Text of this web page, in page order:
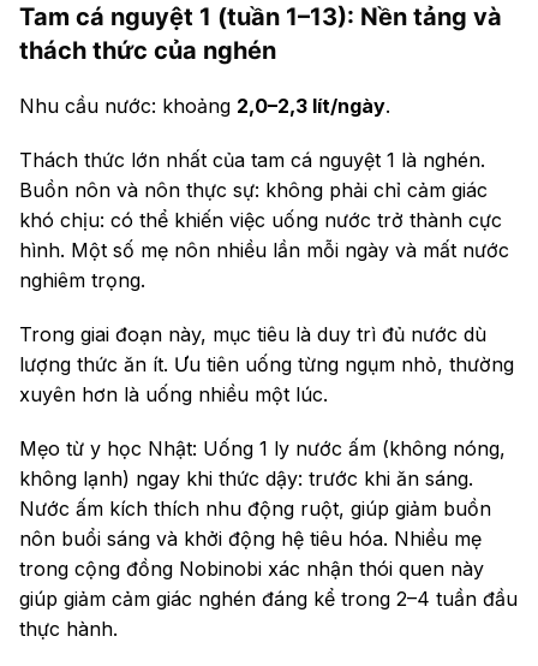
Tam cá nguyệt 1 (tuần 1–13): Nền tảng và
thách thức của nghén
Nhu cầu nước: khoảng 2,0–2,3 lít/ngày.
Thách thức lớn nhất của tam cá nguyệt 1 là nghén.
Buồn nôn và nôn thực sự: không phải chỉ cảm giác
khó chịu: có thể khiến việc uống nước trở thành cực
hình. Một số mẹ nôn nhiều lần mỗi ngày và mất nước
nghiêm trọng.
Trong giai đoạn này, mục tiêu là duy trì đủ nước dù
lượng thức ăn ít. Ưu tiên uống từng ngụm nhỏ, thường
xuyên hơn là uống nhiều một lúc.
Mẹo từ y học Nhật: Uống 1 ly nước ấm (không nóng,
không lạnh) ngay khi thức dậy: trước khi ăn sáng.
Nước ấm kích thích nhu động ruột, giúp giảm buồn
nôn buổi sáng và khởi động hệ tiêu hóa. Nhiều mẹ
trong cộng đồng Nobinobi xác nhận thói quen này
giúp giảm cảm giác nghén đáng kể trong 2–4 tuần đầu
thực hành.